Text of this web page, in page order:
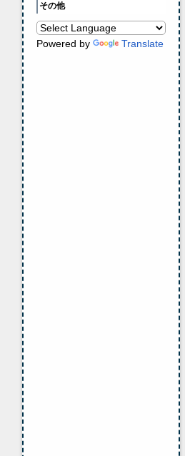
その他
Powered by Translate